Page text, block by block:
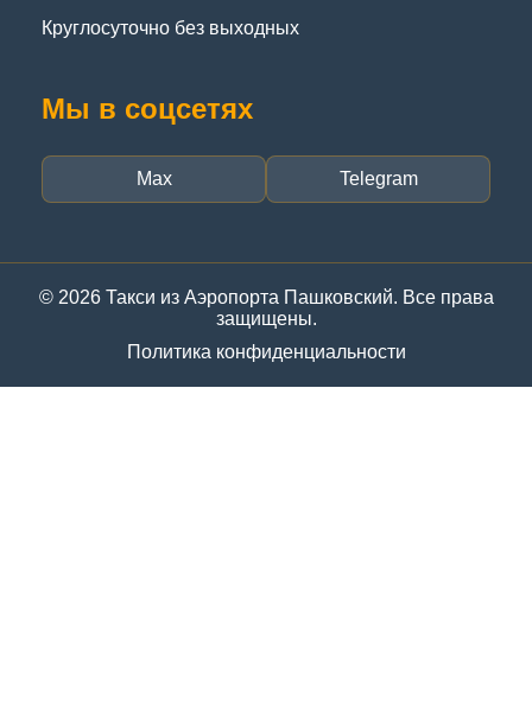
Круглосуточно без выходных
Мы в соцсетях
Max Telegram
© 2026 Такси из Аэропорта Пашковский. Все права
защищены.
Политика конфиденциальности